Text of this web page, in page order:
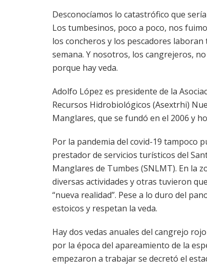
Desconocíamos lo catastrófico que
Los tumbesinos, poco a poco, nos
los concheros y los pescadores
semana. Y nosotros, los cangrejeros,
porque hay veda.
Adolfo López es presidente de la
Recursos Hidrobiológicos (Asextrhi)
Manglares, que se fundó en el 2006 y
Por la pandemia del covid-19 tampoco
prestador de servicios turísticos del
Manglares de Tumbes (SNLMT). En la
diversas actividades y otras tuvieron
“nueva realidad”. Pese a lo duro del
estoicos y respetan la veda.
Hay dos vedas anuales del cangrejo
por la época del apareamiento de la
empezaron a trabajar se decretó el